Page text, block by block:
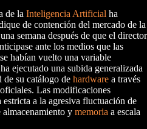
de la Inteligencia Artificial ha
de contención del mercado de la
semana después de que el director
ante los medios que las
habían vuelto una variable
ejecutado una subida generalizada
de su catálogo de hardware a través
Las modificaciones
estricta a la agresiva fluctuación de
almacenamiento y memoria a escala